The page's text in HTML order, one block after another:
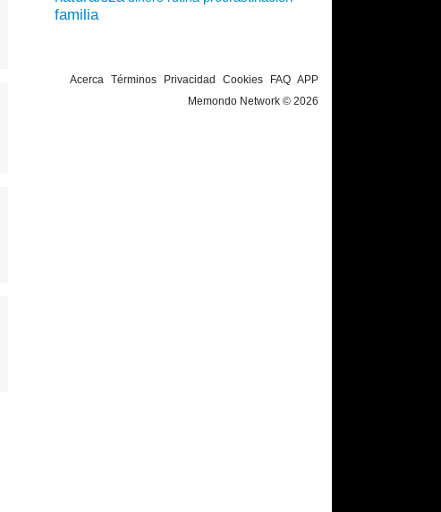
familia
Acerca Términos Privacidad Cookies FAQ APP
Memondo Network © 2026